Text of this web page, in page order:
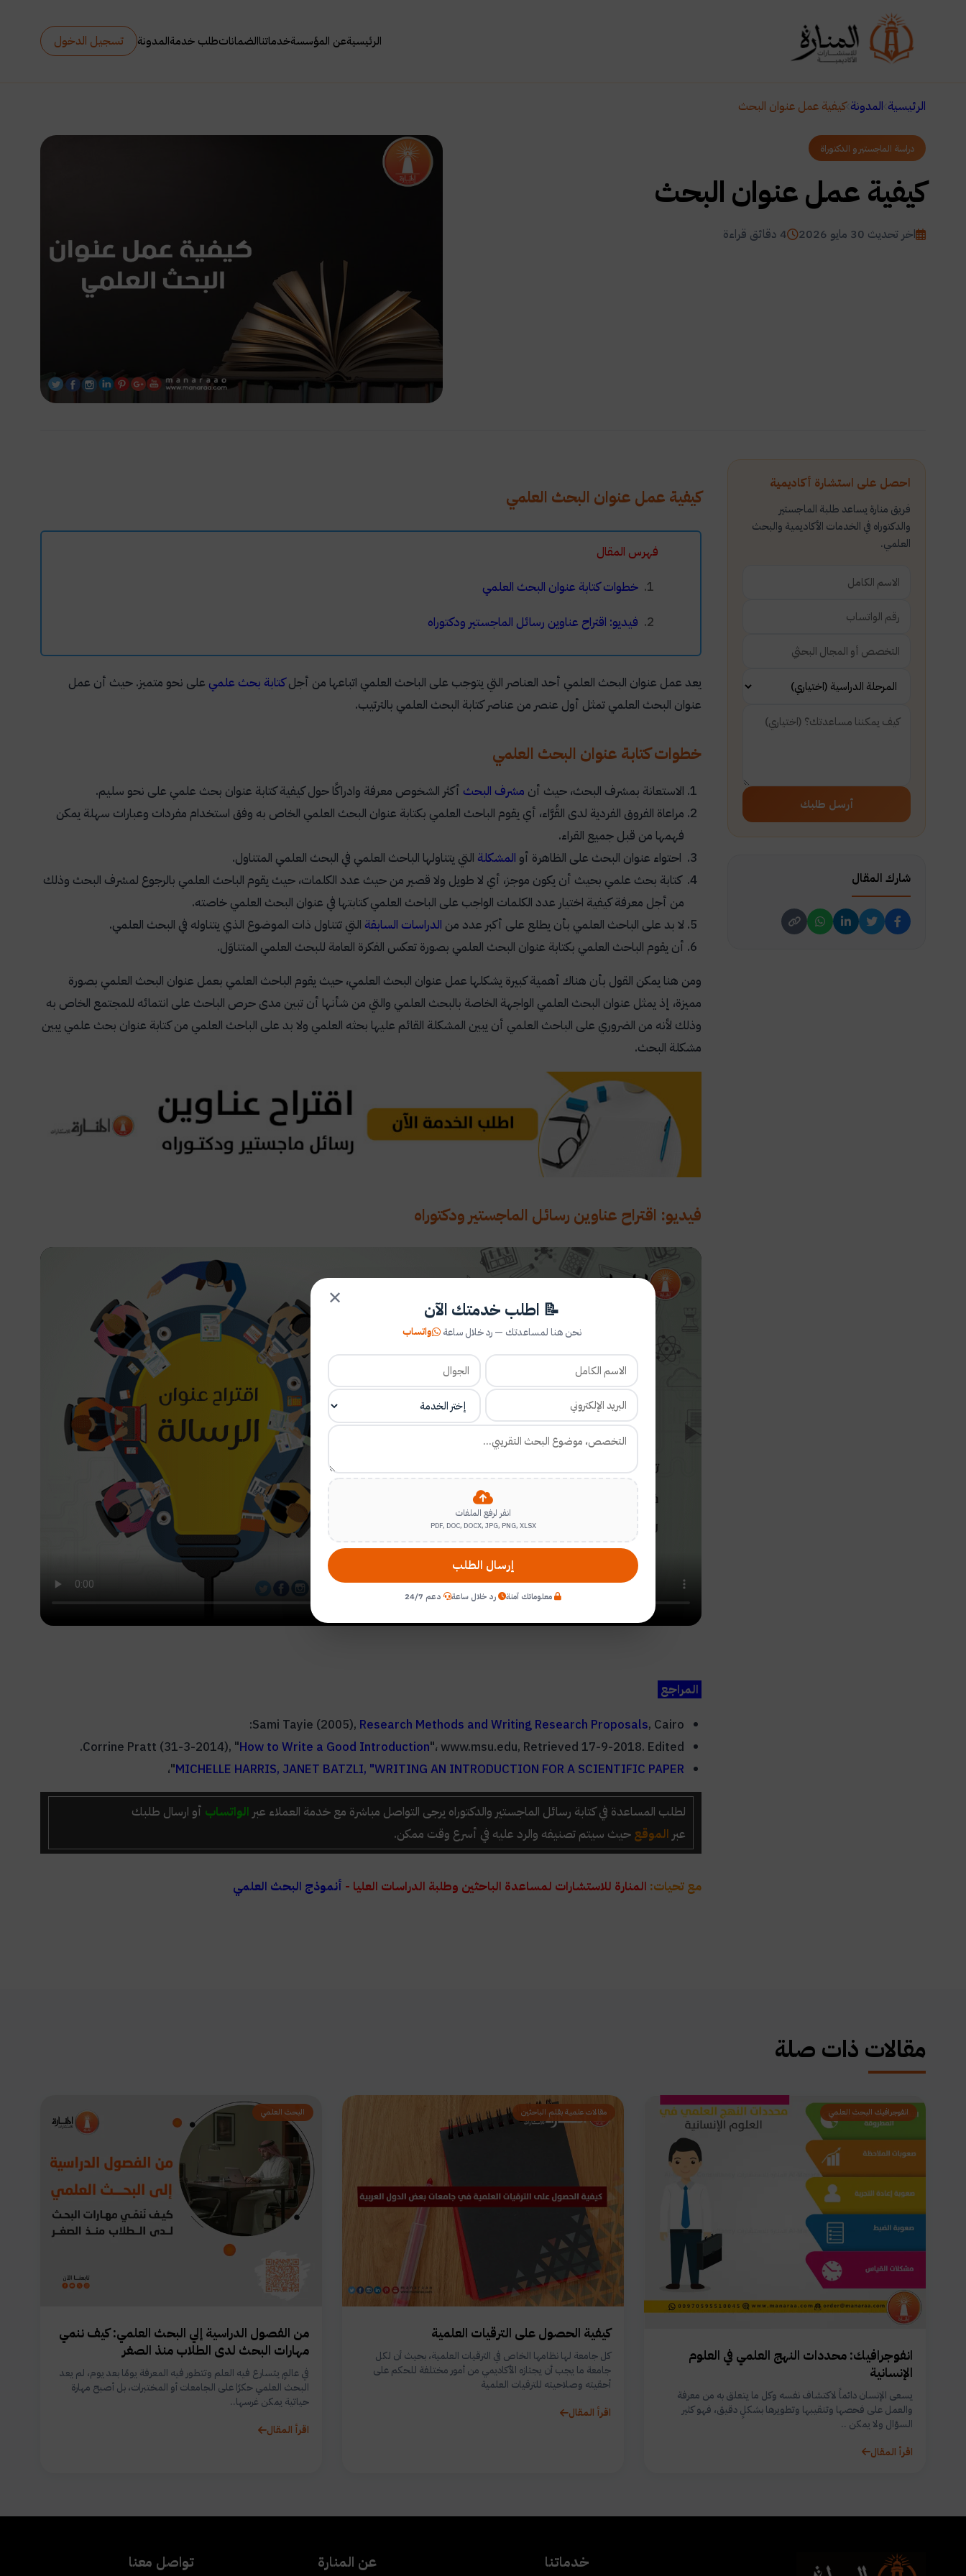
الرئيسيةعن المؤسسةخدماتناالضماناتطلب خدمةالمدونة تسجيل الدخول
الرئيسية المدونة كيفية عمل عنوان البحث
دراسة الماجستير و الدكتوراة
كيفية عمل عنوان البحث
اخر تحديث 30 مايو 2026 4 دقائق قراءة
احصل على استشارة أكاديمية
فريق منارة يساعد طلبة الماجستير
والدكتوراه في الخدمات الأكاديمية والبحث
العلمي.
أرسل طلبك
شارك المقال
كيفية عمل عنوان البحث العلمي
فهرس المقال
خطوات كتابة عنوان البحث العلمي
فيديو: اقتراح عناوين رسائل الماجستير ودكتوراه
يعد عمل عنوان البحث العلمي أحد العناصر التي يتوجب على الباحث العلمي اتباعها من أجلكتابة بحث علمي على نحو متميز. حيث أن عمل
عنوان البحث العلمي تمثل أول عنصر من عناصر كتابة البحث العلمي بالترتيب.
خطوات كتابة عنوان البحث العلمي
الاستعانة بمشرف البحث، حيث أن مشرف البحث أكثر الشخوص معرفة وادراكًا حول كيفية كتابة عنوان بحث علمي على نحو سليم.
مراعاة الفروق الفردية لدى القُرَّاء، أي يقوم الباحث العلمي بكتابة عنوان البحث العلمي الخاص به وفق استخدام مفردات وعبارات سهلة يمكن
فهمها من قبل جميع القراء.
احتواء عنوان البحث على الظاهرة أو المشكلة التي يتناولها الباحث العلمي في البحث العلمي المتناول.
كتابة بحث علمي بحيث أن يكون موجز، أي لا طويل ولا قصير من حيث عدد الكلمات، حيث يقوم الباحث العلمي بالرجوع لمشرف البحث وذلك
من أجل معرفة كيفية اختيار عدد الكلمات الواجب على الباحث العلمي كتابتها في عنوان البحث العلمي خاصته.
لا بد على الباحث العلمي بأن يطلع على أكبر عدد من الدراسات السابقة التي تتناول ذات الموضوع الذي يتناوله في البحث العلمي.
أن يقوم الباحث العلمي بكتابة عنوان البحث العلمي بصورة تعكس الفكرة العامة للبحث العلمي المتناوَل.
ومن هنا يمكن القول بأن هناك أهمية كبيرة يشكلها عمل عنوان البحث العلمي، حيث يقوم الباحث العلمي بعمل عنوان البحث العلمي بصورة
مميزة، إذ يمثل عنوان البحث العلمي الواجهة الخاصة بالبحث العلمي والتي من شأنها أن تبين مدى حرص الباحث على انتمائه للمجتمع الخاص به
وذلك لأنه من الضروري على الباحث العلمي أن يبين المشكلة القائم عليها بحثه العلمي ولا بد على الباحث العلمي من كتابة عنوان بحث علمي يبين
مشكلة البحث.
فيديو: اقتراح عناوين رسائل الماجستير ودكتوراه
المراجع
Sami Tayie (2005), Research Methods and Writing Research Proposals, Cairo:
Corrine Pratt (31-3-2014), "How to Write a Good Introduction"، www.msu.edu, Retrieved 17-9-2018. Edited.
MICHELLE HARRIS, JANET BATZLI, "WRITING AN INTRODUCTION FOR A SCIENTIFIC PAPER"،
لطلب المساعدة في كتابة رسائل الماجستير والدكتوراه يرجى التواصل مباشرة مع خدمة العملاء عبر الواتساب أو ارسال طلبك
عبر الموقع حيث سيتم تصنيفه والرد عليه في أسرع وقت ممكن.
مع تحيات: المنارة للاستشارات لمساعدة الباحثين وطلبة الدراسات العليا - أنموذج البحث العلمي
مقالات ذات صلة
انفوجرافيك البحث العلمي
انفوجرافيك: محددات النهج العلمي في العلوم
الإنسانية
يسعى الإنسان دائماً لاكتشاف نفسه وكل ما يتعلق به من معرفة
والعمل على فحصها وتنقيبها وتطويرها بشكلٍ دقيق، فهو كثير
السؤال ولا يمكن ..
اقرأ المقال
مقالات علمية بقلم الباحثين
كيفية الحصول على الترقيات العلمية
كل جامعة لها نظامها الخاص في الترقيات العلمية، بحيث أن لكل
جامعة ما يجب أن يجتازه الأكاديمي من أمور مختلفة للحكم على
أحقيته وصلاحيته للترقيات العلمية
اقرأ المقال
البحث العلمي
من الفصول الدراسية إلي البحث العلمي: كيف ننمي
مهارات البحث لدى الطلاب منذ الصغر
في عالمٍ يتسارع فيه العلم وتتطور فيه المعرفة يومًا بعد يوم، لم يعد
البحث العلمي حكرًا على الجامعات أو المختبرات، بل أصبح مهارة
حياتية يمكن غرسها..
اقرأ المقال
✕
📝 اطلب خدمتك الآن
نحن هنا لمساعدتك — رد خلال ساعة واتساب
انقر لرفع الملفات
PDF, DOC, DOCX, JPG, PNG, XLSX
إرسال الطلب
معلوماتك آمنة رد خلال ساعة دعم 24/7
خدماتنا عن المنارة تواصل معنا